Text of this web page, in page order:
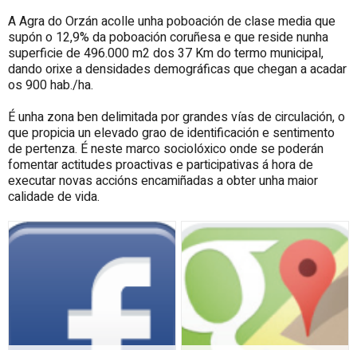
A Agra do Orzán acolle unha poboación de clase media que
supón o 12,9% da poboación coruñesa e que reside nunha
superficie de 496.000 m2 dos 37 Km do termo municipal,
dando orixe a densidades demográficas que chegan a acadar
os 900 hab./ha.
É unha zona ben delimitada por grandes vías de circulación, o
que propicia un elevado grao de identificación e sentimento
de pertenza. É neste marco sociolóxico onde se poderán
fomentar actitudes proactivas e participativas á hora de
executar novas accións encamiñadas a obter unha maior
calidade de vida.